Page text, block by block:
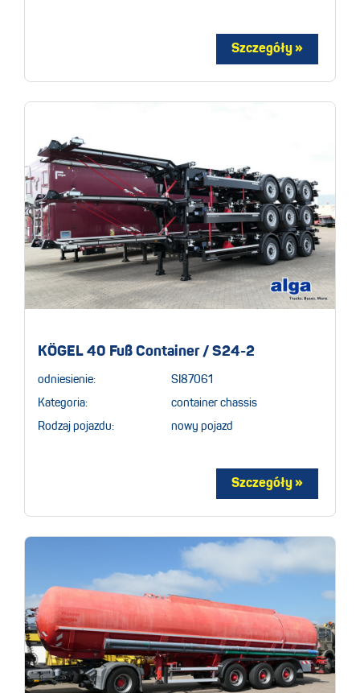
KÖGEL 40 Fuß Container / S24-2
odniesienie: SI87061
Kategoria: container chassis
Rodzaj pojazdu: nowy pojazd